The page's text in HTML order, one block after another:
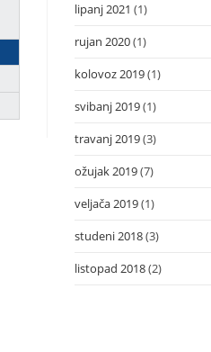
lipanj 2021 (1)
rujan 2020(1)
kolovoz 2019(1)
svibanj 2019(1)
travanj 2019(3)
ožujak 2019(7)
veljača 2019(1)
studeni 2018(3)
listopad 2018(2)